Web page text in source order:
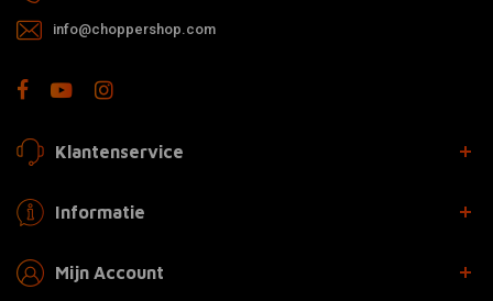
info@choppershop.com
Klantenservice
Informatie
Mijn Account